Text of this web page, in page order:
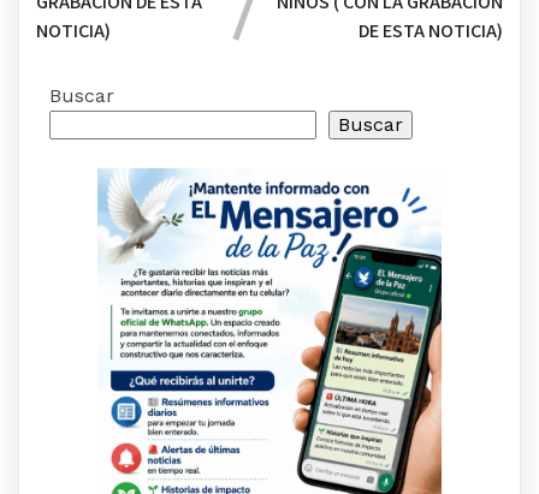
NOTICIA)
DE ESTA NOTICIA)
Buscar
Buscar